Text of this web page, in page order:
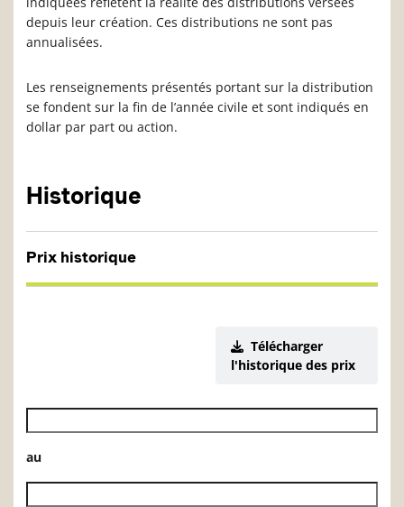
depuis leur création. Ces distributions ne sont pas
annualisées.
Les renseignements présentés portant sur la distribution
se fondent sur la fin de l’année civile et sont indiqués en
dollar par part ou action.
Historique
Prix historique
Télécharger
l'historique des prix
Date de début de l’historique des VL
au
Date de fin de l’historique des VL